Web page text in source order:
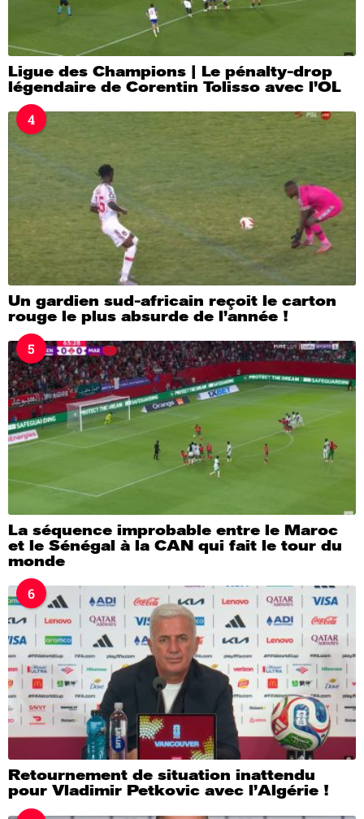
Ligue des Champions | Le pénalty-drop
légendaire de Corentin Tolisso avec l’OL
4
Un gardien sud-africain reçoit le carton
rouge le plus absurde de l’année !
5
La séquence improbable entre le Maroc
et le Sénégal à la CAN qui fait le tour du
monde
6
Retournement de situation inattendu
pour Vladimir Petkovic avec l’Algérie !